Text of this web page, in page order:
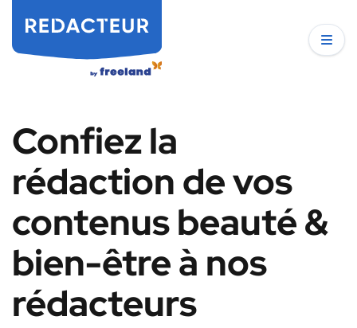
Confiez la
rédaction de vos
contenus beauté &
bien-être à nos
rédacteurs